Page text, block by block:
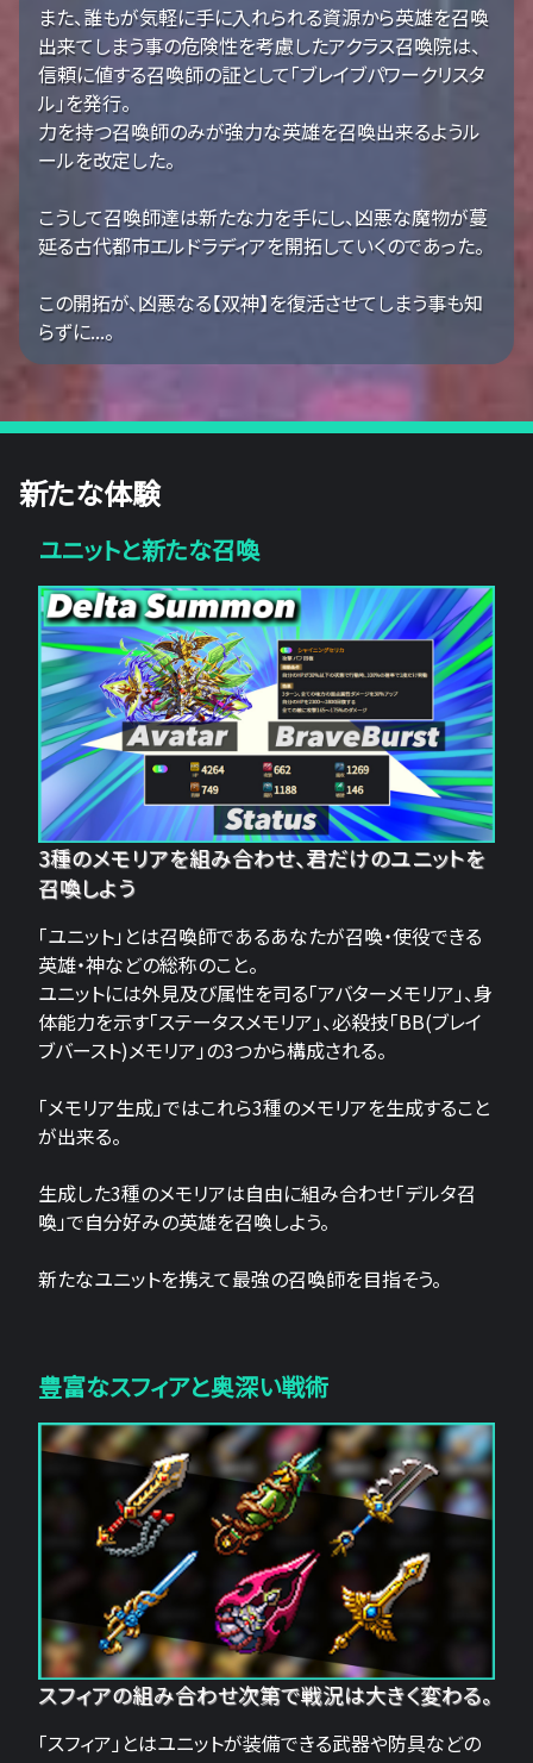
また、誰もが気軽に手に入れられる資源から英雄を召喚
出来てしまう事の危険性を考慮したアクラス召喚院は、
信頼に値する召喚師の証として「ブレイブパワークリスタ
ル」を発行。
力を持つ召喚師のみが強力な英雄を召喚出来るようル
ールを改定した。
こうして召喚師達は新たな力を手にし、凶悪な魔物が蔓
延る古代都市エルドラディアを開拓していくのであった。
この開拓が、凶悪なる【双神】を復活させてしまう事も知
らずに...。
新たな体験
ユニットと新たな召喚
3種のメモリアを組み合わせ、君だけのユニットを
召喚しよう
「ユニット」とは召喚師であるあなたが召喚・使役できる
英雄・神などの総称のこと。
ユニットには外見及び属性を司る「アバターメモリア」、身
体能力を示す「ステータスメモリア」、必殺技「BB(ブレイ
ブバースト)メモリア」の3つから構成される。
「メモリア生成」ではこれら3種のメモリアを生成すること
が出来る。
生成した3種のメモリアは自由に組み合わせ「デルタ召
喚」で自分好みの英雄を召喚しよう。
新たなユニットを携えて最強の召喚師を目指そう。
豊富なスフィアと奥深い戦術
スフィアの組み合わせ次第で戦況は大きく変わる。
「スフィア」とはユニットが装備できる武器や防具などの